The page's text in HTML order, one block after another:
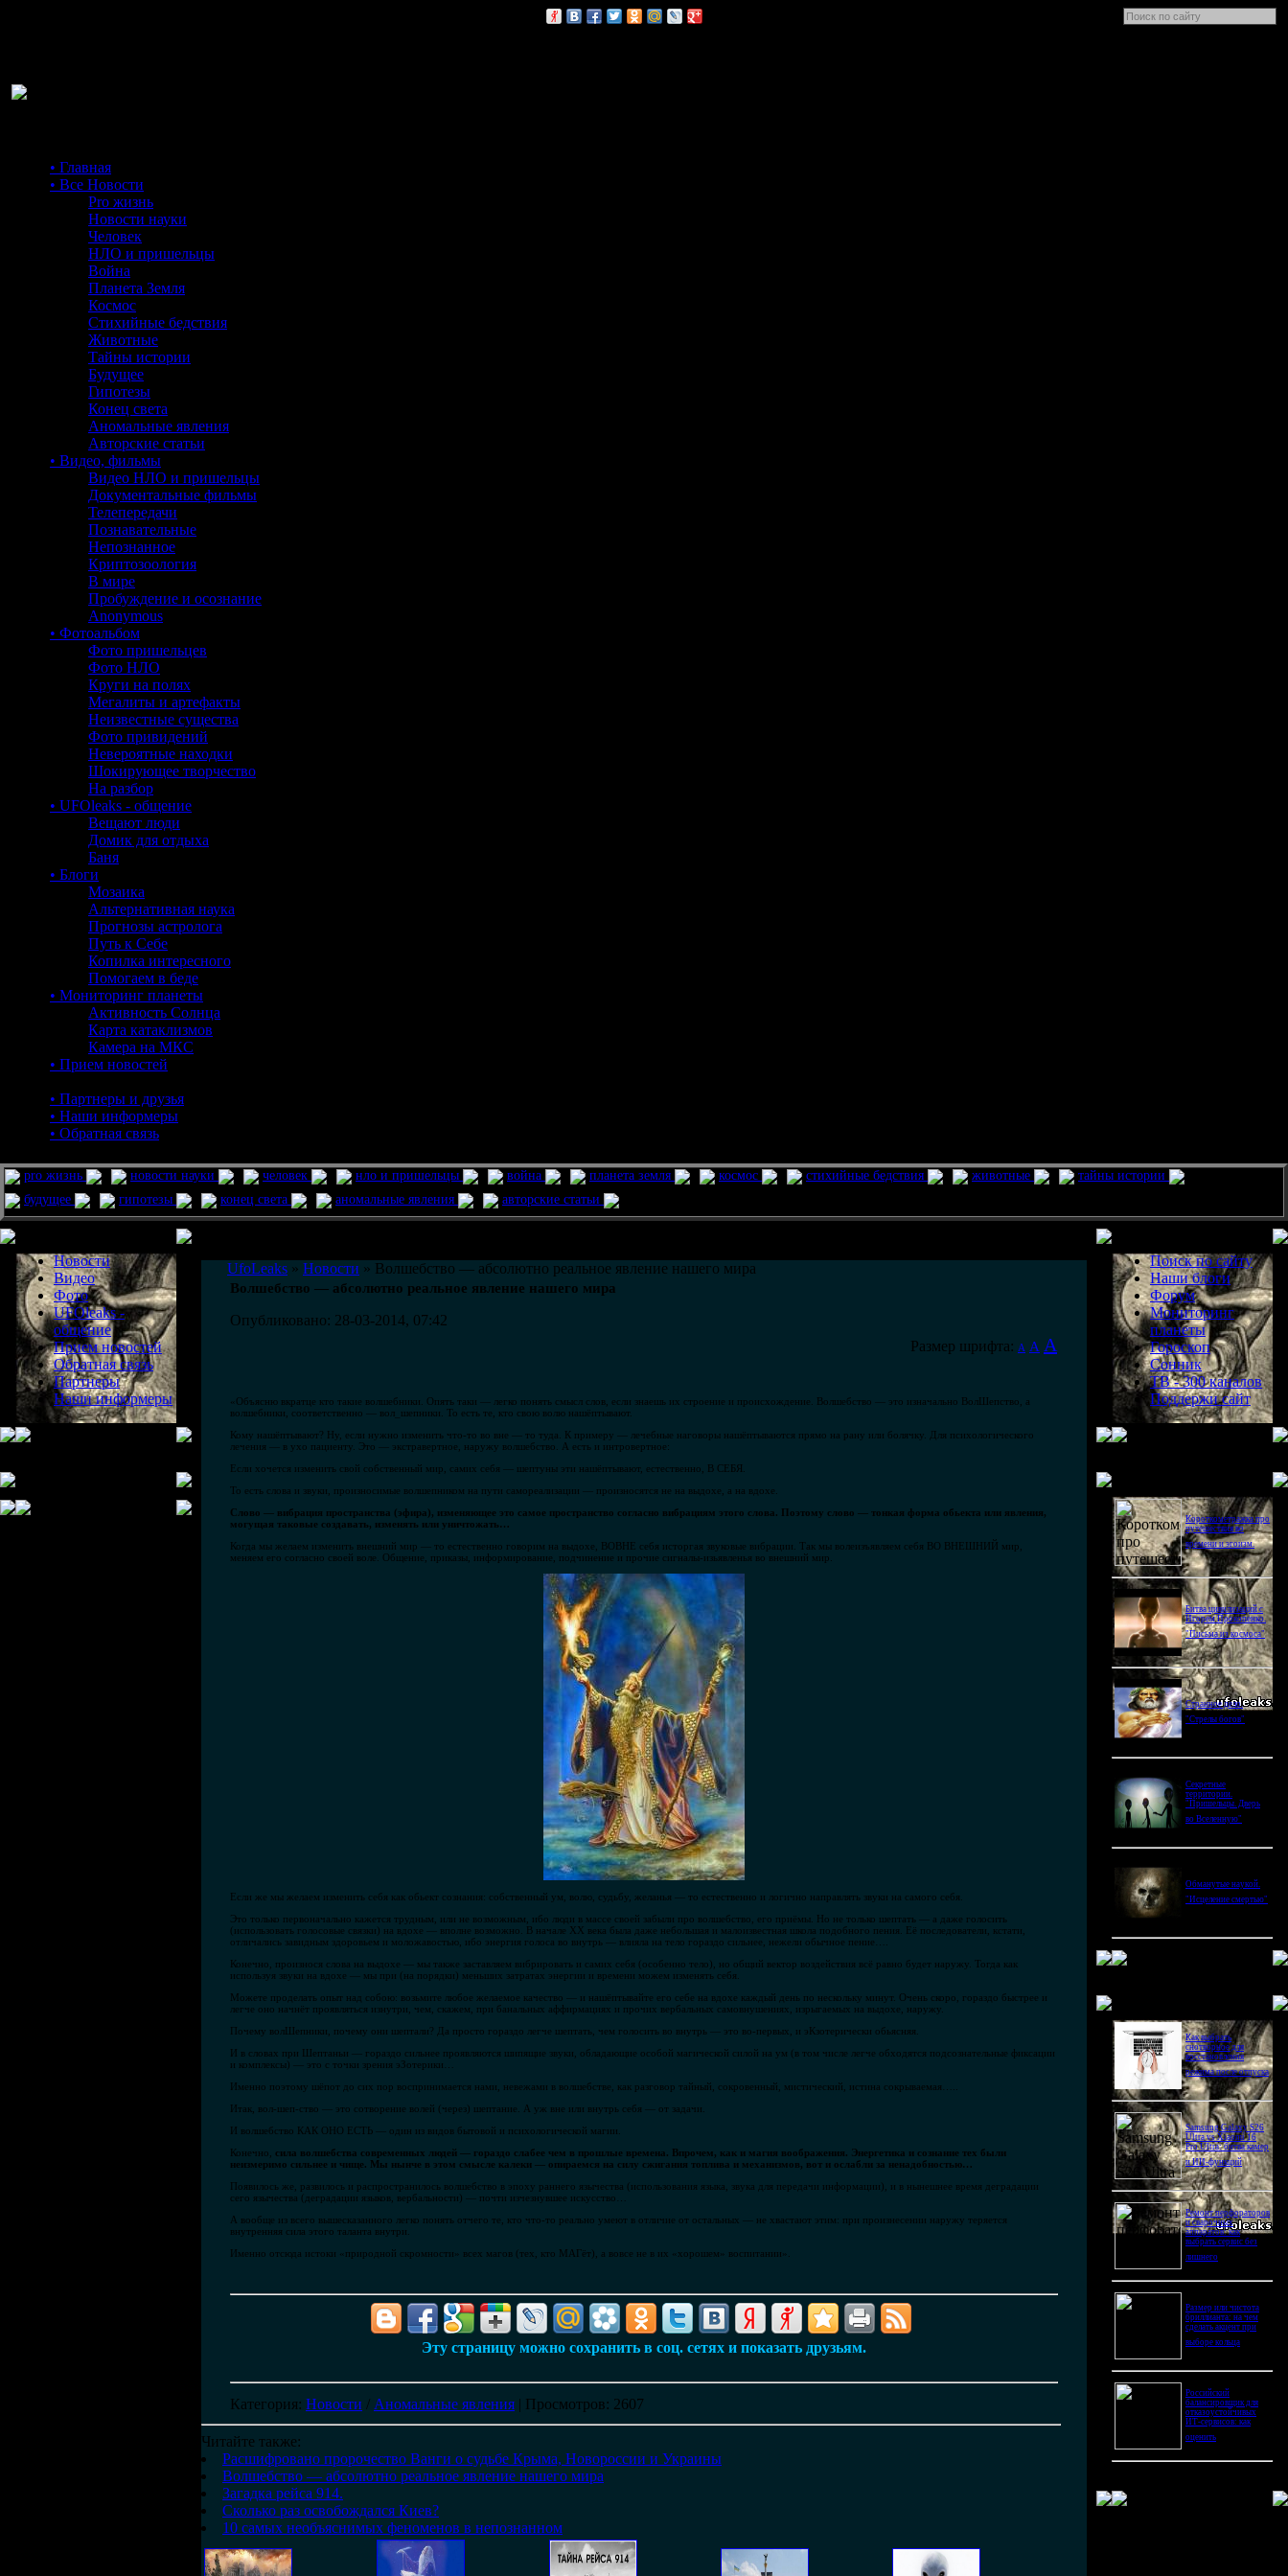
• Главная
• Все Новости
Pro жизнь
Новости науки
Человек
НЛО и пришельцы
Война
Планета Земля
Космос
Стихийные бедствия
Животные
Тайны истории
Будущее
Гипотезы
Конец света
Аномальные явления
Авторские статьи
• Видео, фильмы
Видео НЛО и пришельцы
Документальные фильмы
Телепередачи
Познавательные
Непознанное
Криптозоология
В мире
Пробуждение и осознание
Anonymous
• Фотоальбом
Фото пришельцев
Фото НЛО
Круги на полях
Мегалиты и артефакты
Неизвестные существа
Фото привидений
Невероятные находки
Шокирующее творчество
На разбор
• UFOleaks - общение
Вещают люди
Домик для отдыха
Баня
• Блоги
Мозаика
Альтернативная наука
Прогнозы астролога
Путь к Себе
Копилка интересного
Помогаем в беде
• Мониторинг планеты
Активность Солнца
Карта катаклизмов
Камера на МКС
• Прием новостей
• Партнеры и друзья
• Наши информеры
• Обратная связь
pro жизнь новости науки человек нло и пришельцы война планета земля космос стихийные бедствия животные
тайны истории
будущее
гипотезы конец света аномальные явления авторские статьи
Новости
Видео
Фото
UFOleaks -
общение
Прием новостей
Обратная связь
Партнеры
Наши информеры
UfoLeaks » Новости » Волшебство — абсолютно реальное явление нашего мира
Волшебство — абсолютно реальное явление нашего мира
Опубликовано: 28-03-2014, 07:42
Размер шрифта: A A A
«Объясню вкратце кто такие волшебники. Опять таки — легко понять смысл слов, если знаешь их строение и происхождение. Волшебство — это изначально ВолШепство, а
волшебники, соответственно — вол_шепники. То есть те, кто свою волю нашёптывают.
Кому нашёптывают? Ну, если нужно изменить что-то во вне — то туда. К примеру — лечебные наговоры нашёптываются прямо на рану или болячку. Для психологического
лечения — в ухо пациенту. Это — экстравертное, наружу волшебство. А есть и интровертное:
Если хочется изменить свой собственный мир, самих себя — шептуны эти нашёптывают, естественно, В СЕБЯ.
То есть слова и звуки, произносимые волшепником на пути самореализации — произносятся не на выдохе, а на вдохе.
Слово — вибрация пространства (эфира), изменяющее это самое пространство согласно вибрациям этого слова. Поэтому слово — тонкая форма обьекта или явления,
могущая таковые создавать, изменять или уничтожать…
Когда мы желаем изменить внешний мир — то естественно говорим на выдохе, ВОВНЕ себя исторгая звуковые вибрации. Так мы волеизъявляем себя ВО ВНЕШНИЙ мир,
меняем его согласно своей воле. Общение, приказы, информирование, подчинение и прочие сигналы-изьявленья во внешний мир.
Если же мы желаем изменить себя как обьект сознания: собственный ум, волю, судьбу, желанья — то естественно и логично направлять звуки на самого себя.
Это только первоначально кажется трудным, или не возможным, ибо люди в массе своей забыли про волшебство, его приёмы. Но не только шептать — а даже голосить
(использовать голосовые связки) на вдохе — вполне возможно. В начале ХХ века была даже небольшая и малоизвестная школа подобного пения. Её последователи, кстати,
отличались завидным здоровьем и моложавостью, ибо энергия голоса во внутрь — влияла на тело гораздо сильнее, нежели обычное пение….
Конечно, произнося слова на выдохе — мы также заставляем вибрировать и самих себя (особенно тело), но общий вектор воздействия всё равно будет наружу. Тогда как
используя звуки на вдохе — мы при (на порядки) меньших затратах энергии и времени можем изменять себя.
Можете проделать опыт над собою: возьмите любое желаемое качество — и нашёптывайте его себе на вдохе каждый день по нескольку минут. Очень скоро, гораздо быстрее и
легче оно начнёт проявляться изнутри, чем, скажем, при банальных аффирмациях и прочих вербальных самовнушениях, изрыгаемых на выдохе, наружу.
Почему волШепники, почему они шептали? Да просто гораздо легче шептать, чем голосить во внутрь — это во-первых, и эКзотерически обьясняя.
И в словах при Шептаньи — гораздо сильнее проявляются шипящие звуки, обладающие особой магической силой на ум (в том числе легче обходятся подсознательные фиксации
и комплексы) — это с точки зрения эЗотерики…
Именно поэтому шёпот до сих пор воспринимается нами, невежами в волшебстве, как разговор тайный, сокровенный, мистический, истина сокрываемая…..
Итак, вол-шеп-ство — это сотворение волей (через) шептание. А уж вне или внутрь себя — от задачи.
И волшебство КАК ОНО ЕСТЬ — один из видов бытовой и психологической магии.
Конечно, сила волшебства современных людей — гораздо слабее чем в прошлые времена. Впрочем, как и магия воображения. Энергетика и сознание тех были
неизмеримо сильнее и чище. Мы нынче в этом смысле калеки — опираемся на силу сжигания топлива и механизмов, вот и ослабли за ненадобностью…
Появилось же, развилось и распространилось волшебство в эпоху раннего язычества (использования языка, звука для передачи информации), и в нынешнее время деградации
сего язычества (деградации языков, вербальности) — почти изчезнувшее искусство…
А вообще из всего вышесказанного легко понять отчего те, кто что-то реально умеют в отличие от остальных — не хвастают этим: при произнесении наружу теряется
внутренняя сила этого таланта внутри.
Именно отсюда истоки «природной скромности» всех магов (тех, кто МАГёт), а вовсе не в их «хорошем» воспитании».
Эту страницу можно сохранить в соц. сетях и показать друзьям.
Категория: Новости / Аномальные явления | Просмотров: 2607
Читайте также:
Расшифровано пророчество Ванги о судьбе Крыма, Новороссии и Украины
Волшебство — абсолютно реальное явление нашего мира
Загадка рейса 914.
Сколько раз освобождался Киев?
10 самых необъяснимых феноменов в непознанном
Поиск по сайту
Наши блоги
Форум
Мониторинг
планеты
Гороскоп
Сонник
ТВ - 300 каналов
Поддержи сайт
Короткометражка про
путешествия во
времени и эгоизм.
Битва цивилизаций с
Игорем Прокопенко.
"Письма из космоса"
Странное дело.
"Стрелы богов"
Секретные
территории.
"Пришельцы. Дверь
во Вселенную"
Обманутые наукой.
"Исцеление смертью"
Как выбрать
снотворное для
восстановления
режима после отпуска
Samsung Galaxy S26
Ultra vs Xiaomi 16
Pro Ultra: битва камер
и ИИ-функций
Ремонт перфораторов
и сварочных
аппаратов: как
выбрать сервис без
лишнего
Размер или чистота
бриллианта: на чем
сделать акцент при
выборе кольца
Российский
балансировщик для
отказоустойчивых
ИТ-сервисов: как
оценить